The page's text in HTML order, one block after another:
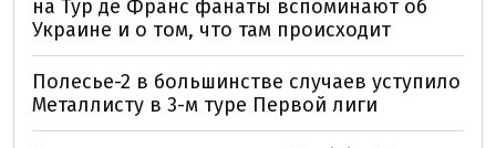
на Тур де Франс фанаты вспоминают об
Украине и о том, что там происходит
Полесье-2 в большинстве случаев уступило
Металлисту в 3-м туре Первой лиги